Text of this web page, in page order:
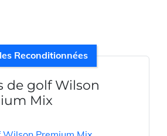
Reconditionnées
de golf Wilson
Mix